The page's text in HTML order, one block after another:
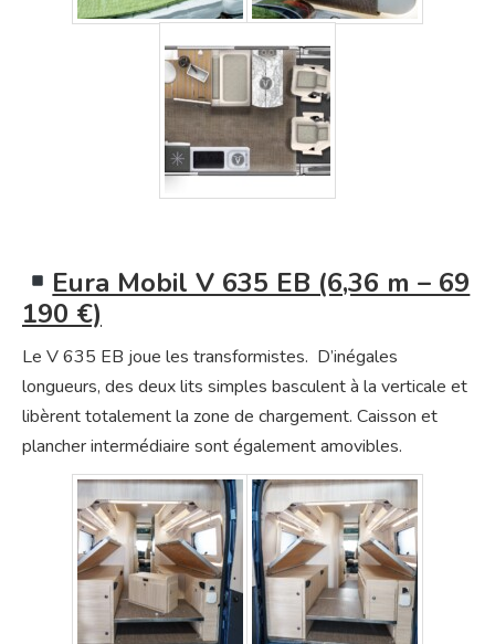
Eura Mobil V 635 EB (6,36 m – 69
190 €)
Le V 635 EB joue les transformistes. D’inégales
longueurs, des deux lits simples basculent à la verticale et
libèrent totalement la zone de chargement. Caisson et
plancher intermédiaire sont également amovibles.